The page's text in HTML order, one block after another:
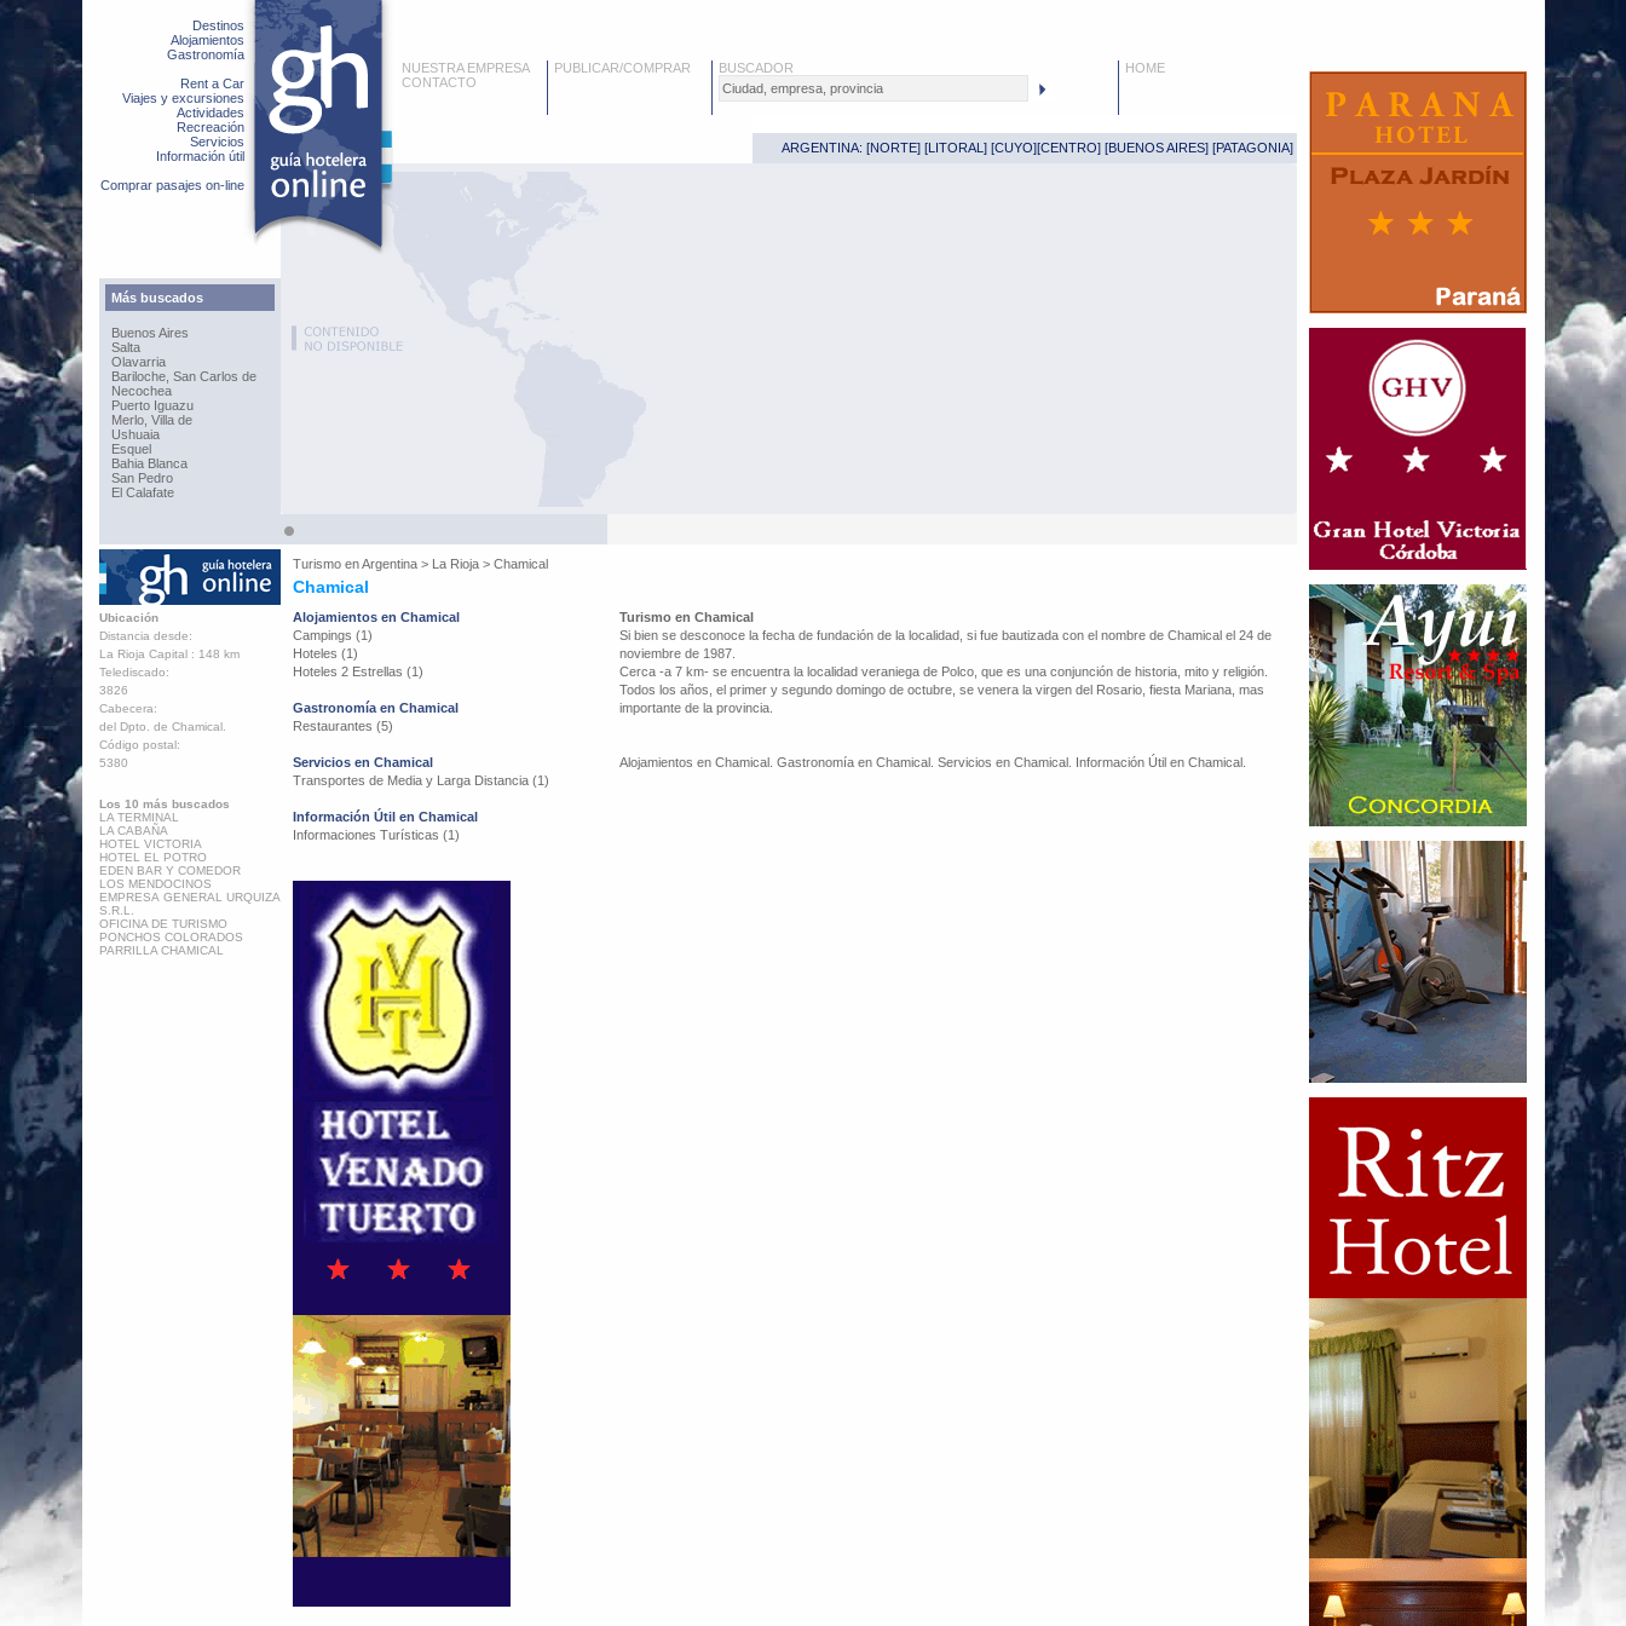
Destinos
Alojamientos
Gastronomía
Rent a Car
Viajes y excursiones
Actividades
Recreación
Servicios
Información útil
Comprar pasajes on-line
Más buscados
Buenos Aires
Salta
Olavarria
Bariloche, San Carlos de
Necochea
Puerto Iguazu
Merlo, Villa de
Ushuaia
Esquel
Bahia Blanca
San Pedro
El Calafate
NUESTRA EMPRESA
CONTACTO
PUBLICAR/COMPRAR BUSCADOR HOME
ARGENTINA: [NORTE] [LITORAL ] [CUYO][CENTRO] [BUENOS AIRES] [PATAGONIA]
Turismo enArgentina > La Rioja > Chamical
Chamical
Ubicación
Distancia desde:
La Rioja Capital : 148 km
Telediscado:
3826
Cabecera:
del Dpto. de Chamical.
Código postal:
5380
Los 10 más buscados
LA TERMINAL
LA CABAÑA
HOTEL VICTORIA
HOTEL EL POTRO
EDEN BAR Y COMEDOR
LOS MENDOCINOS
EMPRESA GENERAL URQUIZA
S.R.L.
OFICINA DE TURISMO
PONCHOS COLORADOS
PARRILLA CHAMICAL
Alojamientos en Chamical
Campings (1)
Hoteles (1)
Hoteles 2 Estrellas (1)
Gastronomía en Chamical
Restaurantes (5)
Servicios en Chamical
Transportes de Media y Larga Distancia (1)
Información Útil en Chamical
Informaciones Turísticas (1)
Turismo en Chamical
Si bien se desconoce la fecha de fundación de la localidad, si fue bautizada con el nombre de Chamical el 24 de
noviembre de 1987.
Cerca -a 7 km- se encuentra la localidad veraniega de Polco, que es una conjunción de historia, mito y religión.
Todos los años, el primer y segundo domingo de octubre, se venera la virgen del Rosario, fiesta Mariana, mas
importante de la provincia.
Alojamientos en Chamical. Gastronomía en Chamical. Servicios en Chamical. Información Útil en Chamical.